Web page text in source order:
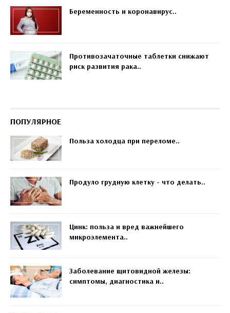
Беременность и коронавирус..
Противозачаточные таблетки снижают
риск развития рака..
ПОПУЛЯРНОЕ
Польза холодца при переломе..
Продуло грудную клетку - что делать..
Цинк: польза и вред важнейшего
микроэлемента..
Заболевание щитовидной железы:
симптомы, диагностика и..